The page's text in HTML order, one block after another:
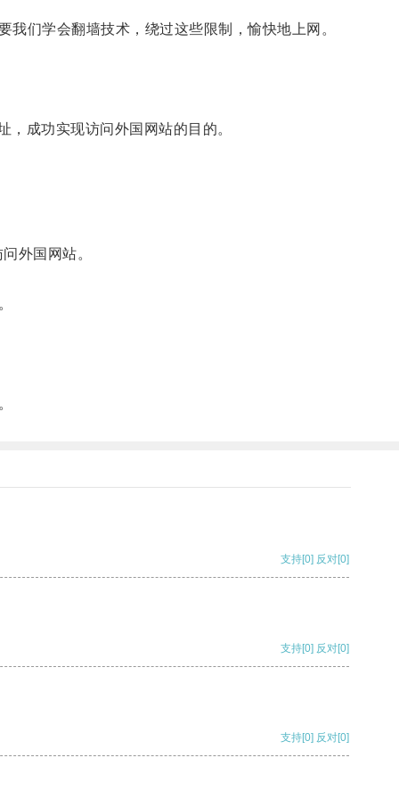
们学会翻墙技术，绕过这些限制，愉快地上网。
成功实现访问外国网站的目的。
外国网站。
支持[0] 反对[0]
支持[0] 反对[0]
支持[0] 反对[0]